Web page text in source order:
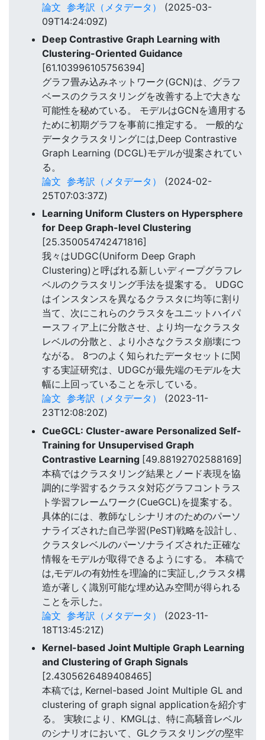
論文 参考訳（メタデータ）
(2025-03-
09T14:24:09Z)
Deep Contrastive Graph Learning with
Clustering-Oriented Guidance
[61.103996105756394]
グラフ畳み込みネットワーク(GCN)は、グラフ
ベースのクラスタリングを改善する上で大きな
可能性を秘めている。 モデルはGCNを適用する
ために初期グラフを事前に推定する。 一般的な
データクラスタリングには,Deep Contrastive
Graph Learning (DCGL)モデルが提案されてい
る。
論文 参考訳（メタデータ）
(2024-02-
25T07:03:37Z)
Learning Uniform Clusters on Hypersphere
for Deep Graph-level Clustering
[25.350054742471816]
我々はUDGC(Uniform Deep Graph
Clustering)と呼ばれる新しいディープグラフレ
ベルのクラスタリング手法を提案する。 UDGC
はインスタンスを異なるクラスタに均等に割り
当て、次にこれらのクラスタをユニットハイパ
ースフィア上に分散させ、より均一なクラスタ
レベルの分散と、より小さなクラスタ崩壊につ
ながる。 8つのよく知られたデータセットに関
する実証研究は、UDGCが最先端のモデルを大
幅に上回っていることを示している。
論文 参考訳（メタデータ）
(2023-11-
23T12:08:20Z)
CueGCL: Cluster-aware Personalized Self-
Training for Unsupervised Graph
Contrastive Learning [49.88192702588169]
本稿ではクラスタリング結果とノード表現を協
調的に学習するクラスタ対応グラフコントラス
ト学習フレームワーク(CueGCL)を提案する。
具体的には、教師なしシナリオのためのパーソ
ナライズされた自己学習(PeST)戦略を設計し、
クラスタレベルのパーソナライズされた正確な
情報をモデルが取得できるようにする。 本稿で
は,モデルの有効性を理論的に実証し,クラスタ構
造が著しく識別可能な埋め込み空間が得られる
ことを示した。
論文 参考訳（メタデータ）
(2023-11-
18T13:45:21Z)
Kernel-based Joint Multiple Graph Learning
and Clustering of Graph Signals
[2.4305626489408465]
本稿では, Kernel-based Joint Multiple GL and
clustering of graph signal applicationを紹介す
る。 実験により、KMGLは、特に高騒音レベル
のシナリオにおいて、GLクラスタリングの堅牢